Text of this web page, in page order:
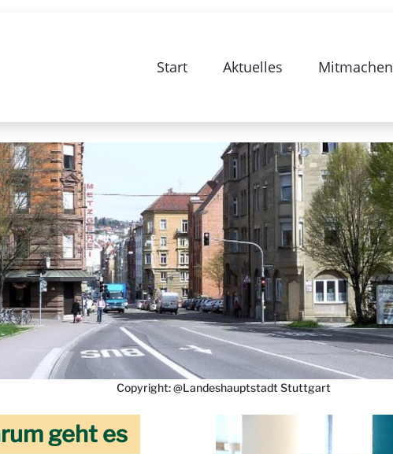
Start Aktuelles Mitmachen
Copyright: @Landeshauptstadt Stuttgart
geht es